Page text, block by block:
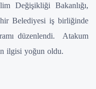
Değişikliği Bakanlığı,
Belediyesi iş birliğinde
düzenlendi. Atakum
ilgisi yoğun oldu.